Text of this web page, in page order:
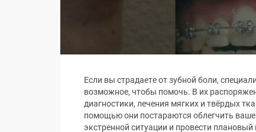
Если вы страдаете от зубной боли,
возможное, чтобы помочь. В их
диагностики, лечения мягких и твёрдых
помощью они постараются облегчить
экстренной ситуации и провести